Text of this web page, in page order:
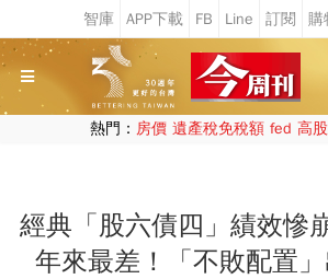
熱門： 房價 遺產稅免稅額 fed 高
經典「股六債四」績效慘
年來最差！「不敗配置